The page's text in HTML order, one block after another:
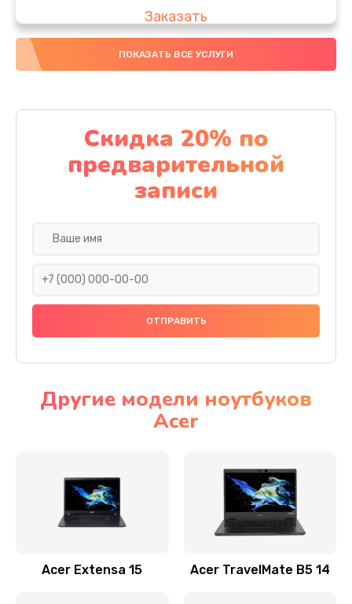
Заказать
Замена южного моста
Заказать
Чистка от пыли
1060 руб.
Заказать
Ремонт подсветки
Настройка BIOS
Замена видеочипа
Заказать
ПОКАЗАТЬ ВСЕ УСЛУГИ
Скидка 20% по
предварительной
записи
Другие модели ноутбуков
Acer
Acer Extensa 15 Acer TravelMate B5 14